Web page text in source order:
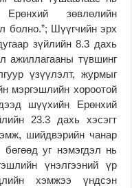
зөвлөлийн
болно.”; Шүүгчийн эрх
зүйлийн 8.3 дахь
ажиллагааны түвшинг
үзүүлэлт, журмыг
мэргэшлийн хороотой
шүүхийн Ерөнхий
23.3 дахь хэсэгт
шийдвэрийн чанар
бөгөөд уг нэмэгдэл нь
үнэлгээний үр
хэмжээ үндсэн